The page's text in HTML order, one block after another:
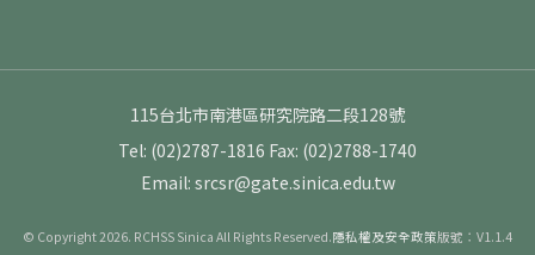
115台北市南港區研究院路二段128號
Tel: (02)2787-1816 Fax: (02)2788-1740
Email: srcsr@gate.sinica.edu.tw
© Copyright 2026. RCHSS Sinica All Rights Reserved.隱私權及安全政策版號：V1.1.4